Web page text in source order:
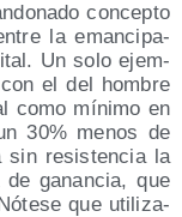
con­cep­to
la eman­ci­pa­
Un solo ejem­
el del hom­bre
como míni­mo en
30% menos de
sin resis­ten­cia la
ganan­cia, que
que uti­li­za­